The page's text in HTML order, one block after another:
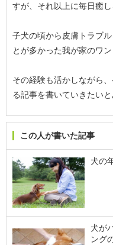
すが、それ以上に毎日癒
子犬の頃から皮膚トラブ
とが多かった我が家のワン
その経験も活かしながら
る記事を書いていきたいと
この人が書いた記事
犬の
犬が
ング